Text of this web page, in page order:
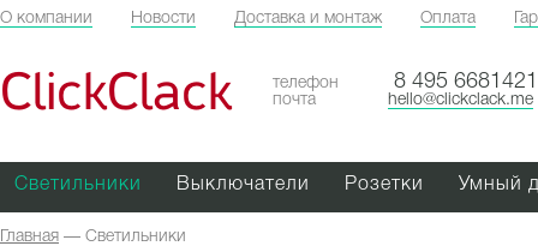
О компании Новости Доставка и монтаж Оплата
ClickClack телефон 8 495 6681421
почта hello@clickclack.me
Светильники Выключатели Розетки Умный
Главная — Светильники